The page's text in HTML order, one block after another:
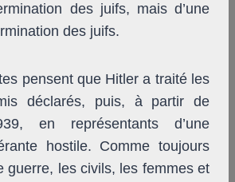
des juifs, mais d’une
des juifs.
pensent que Hitler a traité les
déclarés, puis, à partir de
en représentants d’une
hostile. Comme toujours
guerre, les civils, les femmes et